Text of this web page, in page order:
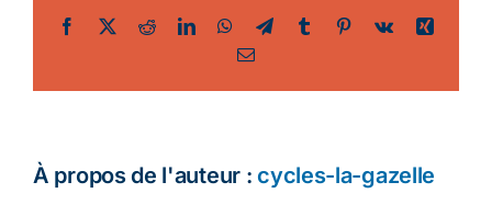
Facebook
TwitterRedditLinkedInWhatsApp
TelegramTumblr Pinterest
Vk
Xing
Email
À propos de l'auteur :cycles-la-gazelle